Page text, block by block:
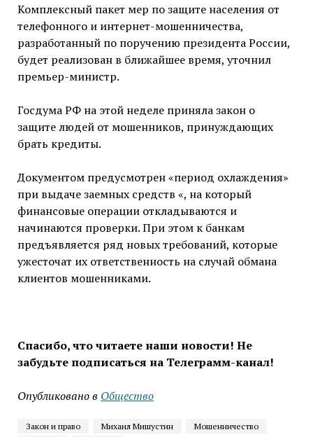
Комплексный пакет мер по защите населения от
телефонного и интернет-мошенничества,
разработанный по поручению президента России,
будет реализован в ближайшее время, уточнил
премьер-министр.
Госдума РФ на этой неделе приняла закон о
защите людей от мошенников, принуждающих
брать кредиты.
Документом предусмотрен «период охлаждения»
при выдаче заемных средств «, на который
финансовые операции откладываются и
начинаются проверки. При этом к банкам
предъявляется ряд новых требований, которые
ужесточат их ответственность на случай обмана
клиентов мошенниками.
Спасибо, что читаете наши новости! Не
забудьте подписаться на Телеграмм-канал!
Опубликовано в Общество
Закон и право Михаил Мишустин
Мошенничество